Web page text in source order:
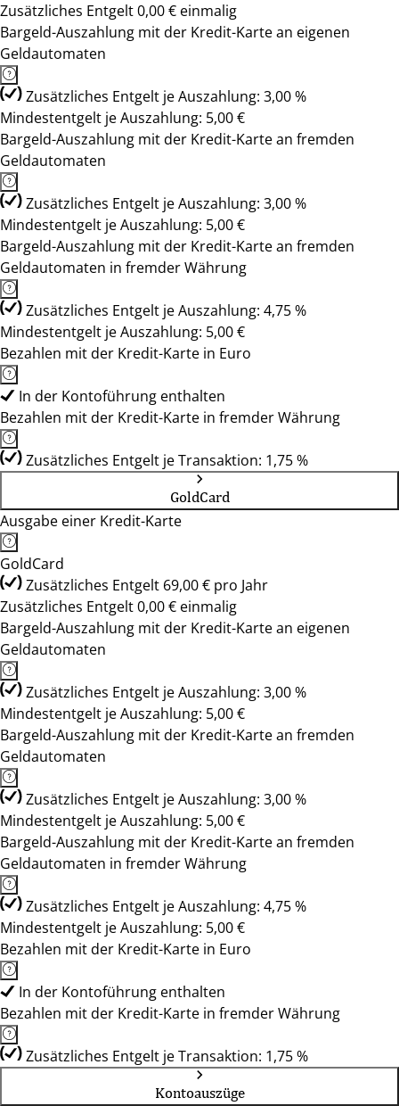
Zusätzliches Entgelt 0,00 € einmalig
Bargeld-Auszahlung mit der Kredit-Karte an eigenen
Geldautomaten
Zusätzliches Entgelt je Auszahlung: 3,00 %
Mindestentgelt je Auszahlung: 5,00 €
Bargeld-Auszahlung mit der Kredit-Karte an fremden
Geldautomaten
Zusätzliches Entgelt je Auszahlung: 3,00 %
Mindestentgelt je Auszahlung: 5,00 €
Bargeld-Auszahlung mit der Kredit-Karte an fremden
Geldautomaten in fremder Währung
Zusätzliches Entgelt je Auszahlung: 4,75 %
Mindestentgelt je Auszahlung: 5,00 €
Bezahlen mit der Kredit-Karte in Euro
In der Kontoführung enthalten
Bezahlen mit der Kredit-Karte in fremder Währung
Zusätzliches Entgelt je Transaktion: 1,75 %
GoldCard
Ausgabe einer Kredit-Karte
GoldCard
Zusätzliches Entgelt 69,00 € pro Jahr
Zusätzliches Entgelt 0,00 € einmalig
Bargeld-Auszahlung mit der Kredit-Karte an eigenen
Geldautomaten
Zusätzliches Entgelt je Auszahlung: 3,00 %
Mindestentgelt je Auszahlung: 5,00 €
Bargeld-Auszahlung mit der Kredit-Karte an fremden
Geldautomaten
Zusätzliches Entgelt je Auszahlung: 3,00 %
Mindestentgelt je Auszahlung: 5,00 €
Bargeld-Auszahlung mit der Kredit-Karte an fremden
Geldautomaten in fremder Währung
Zusätzliches Entgelt je Auszahlung: 4,75 %
Mindestentgelt je Auszahlung: 5,00 €
Bezahlen mit der Kredit-Karte in Euro
In der Kontoführung enthalten
Bezahlen mit der Kredit-Karte in fremder Währung
Zusätzliches Entgelt je Transaktion: 1,75 %
Kontoauszüge